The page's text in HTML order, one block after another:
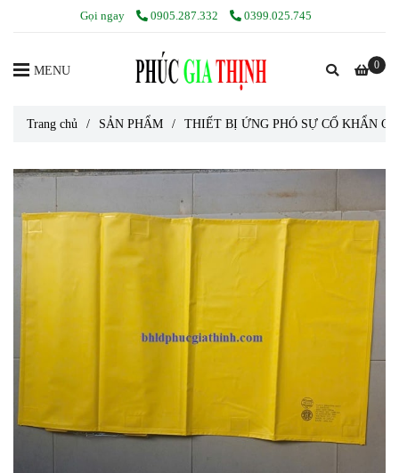
Gọi ngay 0905.287.332 0399.025.745
0
MENU
Trang chủ / SẢN PHẨM / THIẾT BỊ ỨNG PHÓ SỰ CỐ KHẨN